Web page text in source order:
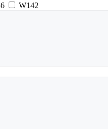
W142